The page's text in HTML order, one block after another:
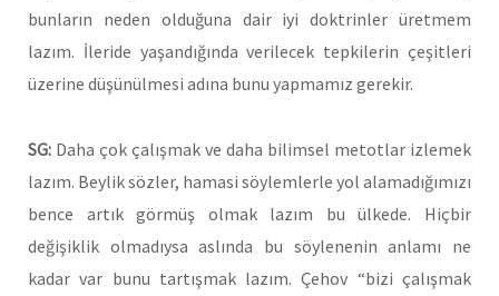
bunların neden olduğuna dair iyi doktrinler üretmem
lazım. İleride yaşandığında verilecek tepkilerin çeşitleri
üzerine düşünülmesi adına bunu yapmamız gerekir.
SG: Daha çok çalışmak ve daha bilimsel metotlar izlemek
lazım. Beylik sözler, hamasi söylemlerle yol alamadığımızı
bence artık görmüş olmak lazım bu ülkede. Hiçbir
değişiklik olmadıysa aslında bu söylenenin anlamı ne
kadar var bunu tartışmak lazım. Çehov “bizi çalışmak